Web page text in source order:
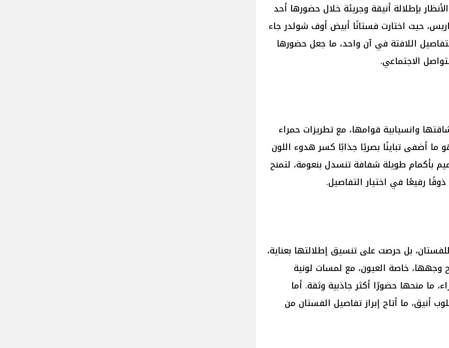
بإطلالة أنيقة وجريئة خلال حضورها أحد
حيث اختارت فستانًا أبيض أوف شولدر جاء
اللافتة في آن واحد، ما جعل حضورها
الاجتماعي.
وانسيابية قوامها، مع تطريزات حمراء
ما أضفى تباينًا بصريًا جذابًا كسر هدوء اللون
بأكمام طويلة شفافة تنسدل بنعومة، لتمنح
رفيعًا في اختيار التفاصيل.
بل حرصت على تنسيق إطلالتها بعناية،
وجهها، خاصة العيون، مع لمسات لونية
ما منحها حضورًا أكثر جاذبية وثقة. أما
أنيق، ما أتاح إبراز تفاصيل الفستان من